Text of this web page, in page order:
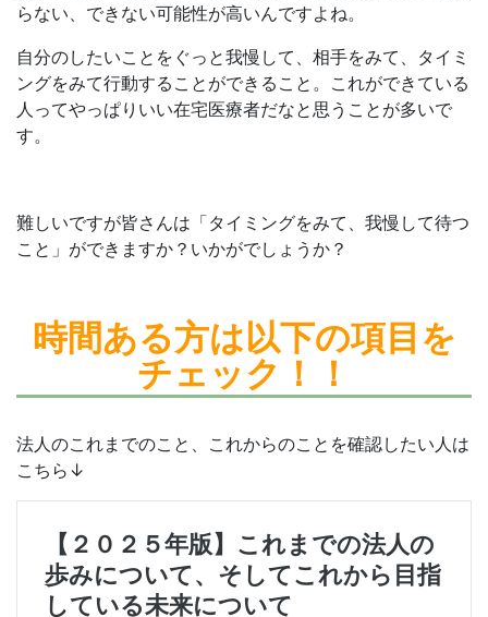
らない、できない可能性が高いんですよね。
自分のしたいことをぐっと我慢して、相手をみて、タイミ
ングをみて行動することができること。これができている
人ってやっぱりいい在宅医療者だなと思うことが多いで
す。
難しいですが皆さんは「タイミングをみて、我慢して待つ
こと」ができますか？いかがでしょうか？
時間ある方は以下の項目を
チェック！！
法人のこれまでのこと、これからのことを確認したい人は
こちら↓